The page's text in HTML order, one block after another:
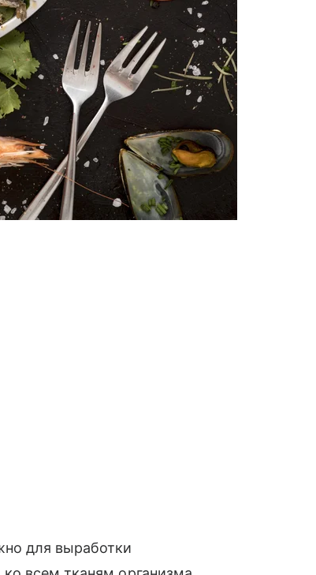
для выработки